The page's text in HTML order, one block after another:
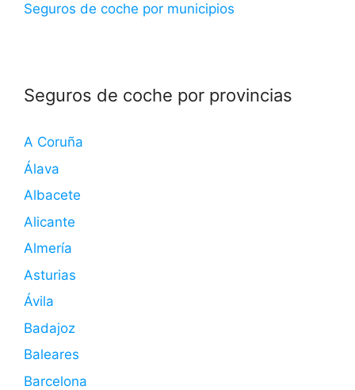
Seguros de coche por municipios
Seguros de coche por provincias
A Coruña
Álava
Albacete
Alicante
Almería
Asturias
Ávila
Badajoz
Baleares
Barcelona